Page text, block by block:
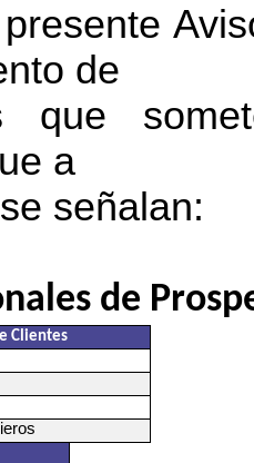
de
que
a
señalan:
de
Clientes